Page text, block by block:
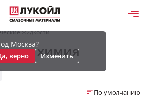
Москва?
верно Изменить
жидкости
химия
По умолчанию